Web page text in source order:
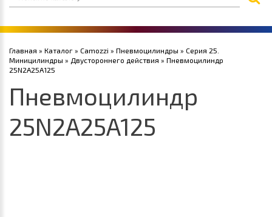
Главная » Каталог » Camozzi » Пневмоцилиндры » Серия 25.
Миницилиндры » Двустороннего действия » Пневмоцилиндр
25N2A25A125
Пневмоцилиндр
25N2A25A125